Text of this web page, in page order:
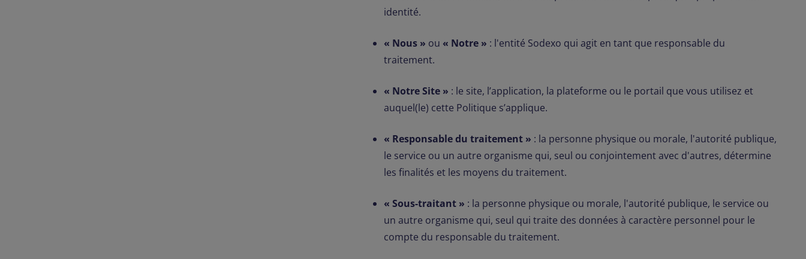
identité.
« Nous » ou « Notre » : l'entité Sodexo qui agit en tant que responsable du
traitement.
« Notre Site » : le site, l’application, la plateforme ou le portail que vous utilisez et
auquel(le) cette Politique s’applique.
« Responsable du traitement » : la personne physique ou morale, l'autorité publique,
le service ou un autre organisme qui, seul ou conjointement avec d'autres, détermine
les finalités et les moyens du traitement.
« Sous-traitant » : la personne physique ou morale, l'autorité publique, le service ou
un autre organisme qui, seul qui traite des données à caractère personnel pour le
compte du responsable du traitement.